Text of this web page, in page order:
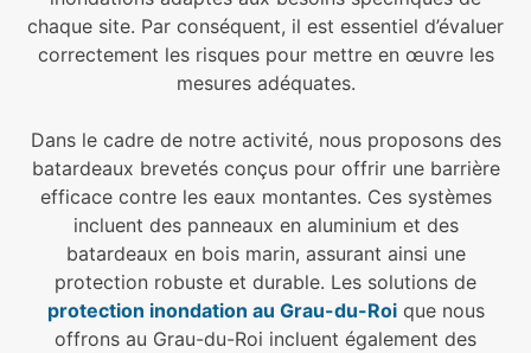
chaque site. Par conséquent, il est essentiel d’évaluer
correctement les risques pour mettre en œuvre les
mesures adéquates.
Dans le cadre de notre activité, nous proposons des
batardeaux brevetés conçus pour offrir une barrière
efficace contre les eaux montantes. Ces systèmes
incluent des panneaux en aluminium et des
batardeaux en bois marin, assurant ainsi une
protection robuste et durable. Les solutions de
protection inondation au Grau-du-Roique nous
offrons au Grau-du-Roi incluent également des